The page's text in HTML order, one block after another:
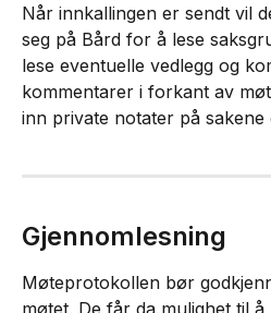
Når innkallingen er sendt vil
seg på Bård for å lese
lese eventuelle vedlegg og
kommentarer i forkant av
inn private notater på sakene
Gjennomlesning
Møteprotokollen bør
møtet. De får da mulighet til å